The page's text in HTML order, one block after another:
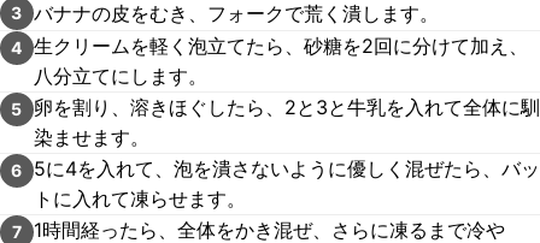
3 バナナの皮をむき、フォークで荒く潰します。
4 生クリームを軽く泡立てたら、砂糖を2回に分けて加え、
八分立てにします。
5
卵を割り、溶きほぐしたら、2と3と牛乳を入れて全体に馴
染ませます。
6
5に4を入れて、泡を潰さないように優しく混ぜたら、バッ
トに入れて凍らせます。
7
1時間経ったら、全体をかき混ぜ、さらに凍るまで冷や